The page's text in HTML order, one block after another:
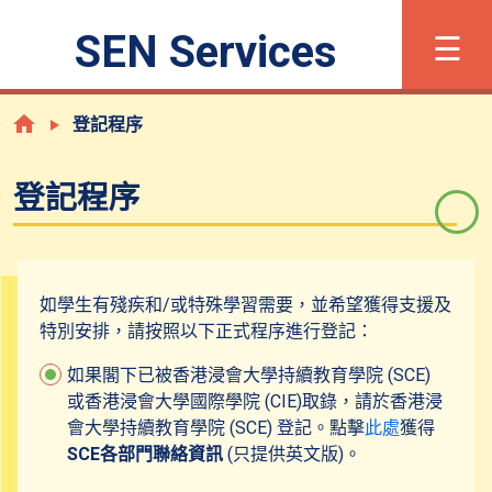
×
甚麼是有特殊學習需要?
支援及服務
共融校園活動
SEN Services ☰
登記程序
登記程序
如學生有殘疾和/或特殊學習需要，並希望獲得支援及
特別安排，請按照以下正式程序進行登記：
如果閣下已被香港浸會大學持續教育學院 (SCE)
或香港浸會大學國際學院 (CIE)取錄，請於香港浸
會大學持續教育學院 (SCE) 登記。點擊此處獲得
SCE各部門聯絡資訊 (只提供英文版)。